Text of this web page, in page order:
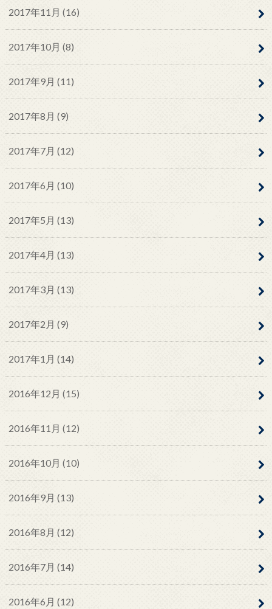
2017年11月 (16)
2017年10月 (8)
2017年9月 (11)
2017年8月 (9)
2017年7月 (12)
2017年6月 (10)
2017年5月 (13)
2017年4月 (13)
2017年3月 (13)
2017年2月 (9)
2017年1月 (14)
2016年12月 (15)
2016年11月 (12)
2016年10月 (10)
2016年9月 (13)
2016年8月 (12)
2016年7月 (14)
2016年6月 (12)